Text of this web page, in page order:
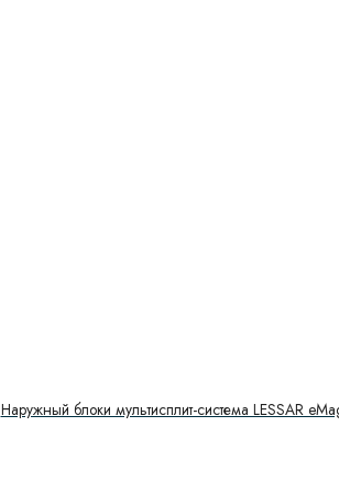
Наружный блоки мультисплит-система LESSAR